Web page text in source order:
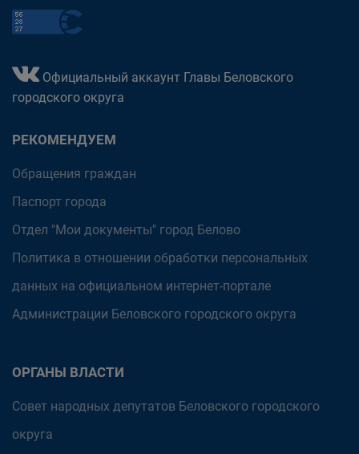
Официальный аккаунт Главы Беловского
городского округа
РЕКОМЕНДУЕМ
Обращения граждан
Паспорт города
Отдел "Мои документы" город Белово
Политика в отношении обработки персональных
данных на официальном интернет-портале
Администрации Беловского городского округа
ОРГАНЫ ВЛАСТИ
Совет народных депутатов Беловского городского
округа